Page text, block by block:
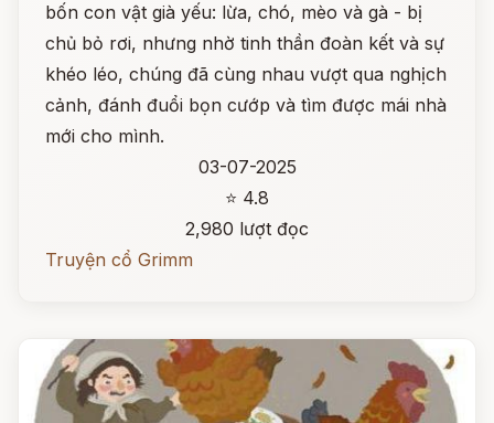
bốn con vật già yếu: lừa, chó, mèo và gà - bị
chủ bỏ rơi, nhưng nhờ tinh thần đoàn kết và sự
khéo léo, chúng đã cùng nhau vượt qua nghịch
cảnh, đánh đuổi bọn cướp và tìm được mái nhà
mới cho mình.
03-07-2025
⭐ 4.8
2,980 lượt đọc
Truyện cổ Grimm